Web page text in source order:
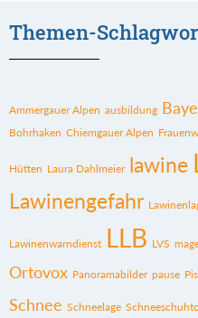
Themen-
Ammergauer Alpen ausbildung
Bohrhaken Chiemgauer Alpen
Hütten Laura Dahlmeier lawine
Lawinengefahr
Lawinenwarndienst LLB LVS
Ortovox Panoramabilder pause
Schnee Schneelage